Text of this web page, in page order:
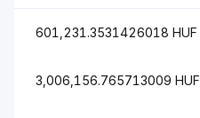
601,231.3531426018 HUF
3,006,156.765713009 HUF